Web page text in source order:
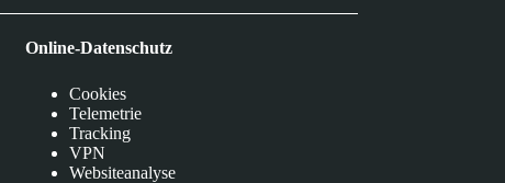
Online-Datenschutz
Cookies
Telemetrie
Tracking
VPN
Websiteanalyse